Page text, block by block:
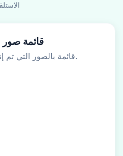
قائمة
قائمة بالصور التي تم إنشاؤها بهذا الوسم.